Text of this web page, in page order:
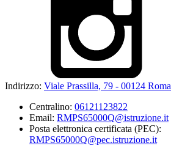
Indirizzo: Viale Prassilla, 79 - 00124 Roma
Centralino: 06121123822
Email: RMPS65000Q@istruzione.it
Posta elettronica certificata (PEC):
RMPS65000Q@pec.istruzione.it